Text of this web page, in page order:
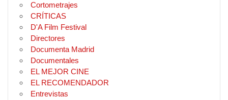
Cortometrajes
CRÍTICAS
D'A Film Festival
Directores
Documenta Madrid
Documentales
EL MEJOR CINE
EL RECOMENDADOR
Entrevistas